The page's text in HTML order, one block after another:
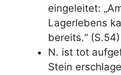
eingeleitet:
Lagerlebens
bereits.“ (S.54)
N. ist tot
Stein